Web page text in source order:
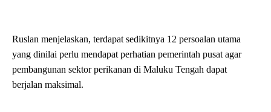
Ruslan menjelaskan, terdapat sedikitnya 12 persoalan utama
yang dinilai perlu mendapat perhatian pemerintah pusat agar
pembangunan sektor perikanan di Maluku Tengah dapat
berjalan maksimal.